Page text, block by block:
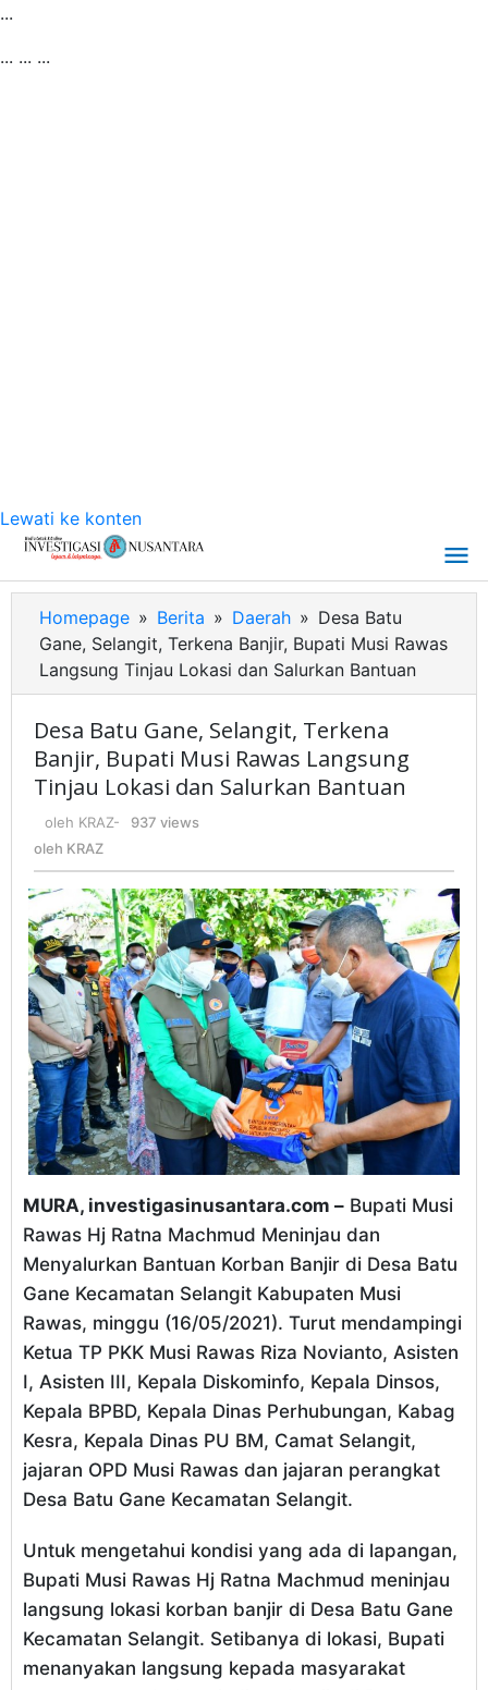
...
... ... ...
Lewati ke konten
Homepage » Berita » Daerah » Desa Batu
Gane, Selangit, Terkena Banjir, Bupati Musi Rawas
Langsung Tinjau Lokasi dan Salurkan Bantuan
Desa Batu Gane, Selangit, Terkena
Banjir, Bupati Musi Rawas Langsung
Tinjau Lokasi dan Salurkan Bantuan
oleh KRAZ-
937 views
oleh KRAZ
MURA, investigasinusantara.com – Bupati Musi
Rawas Hj Ratna Machmud Meninjau dan
Menyalurkan Bantuan Korban Banjir di Desa Batu
Gane Kecamatan Selangit Kabupaten Musi
Rawas, minggu (16/05/2021). Turut mendampingi
Ketua TP PKK Musi Rawas Riza Novianto, Asisten
I, Asisten III, Kepala Diskominfo, Kepala Dinsos,
Kepala BPBD, Kepala Dinas Perhubungan, Kabag
Kesra, Kepala Dinas PU BM, Camat Selangit,
jajaran OPD Musi Rawas dan jajaran perangkat
Desa Batu Gane Kecamatan Selangit.
Untuk mengetahui kondisi yang ada di lapangan,
Bupati Musi Rawas Hj Ratna Machmud meninjau
langsung lokasi korban banjir di Desa Batu Gane
Kecamatan Selangit. Setibanya di lokasi, Bupati
menanyakan langsung kepada masyarakat